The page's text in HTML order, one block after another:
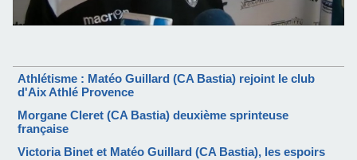
Athlétisme : Matéo Guillard (CA Bastia) rejoint le club
d'Aix Athlé Provence
Morgane Cleret (CA Bastia) deuxième sprinteuse
française
Victoria Binet et Matéo Guillard (CA Bastia), les espoirs